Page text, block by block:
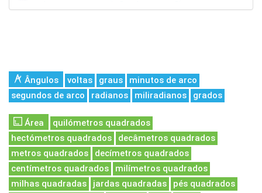
Ângulos voltas graus
minutos de arco
segundos de arco
radianos miliradianos grados
Área
quilómetros quadrados
hectómetros quadrados
decâmetros quadrados
metros quadrados
decímetros quadrados
centímetros quadrados
milímetros quadrados
milhas quadradas
jardas quadradas
pés quadrados